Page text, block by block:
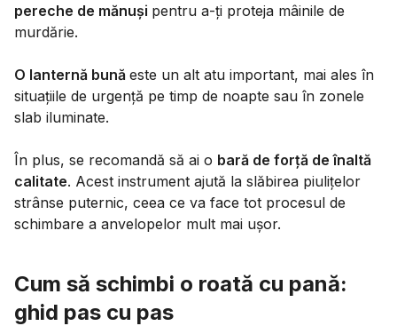
pereche de mănuși pentru a-ți proteja mâinile de
murdărie.
O lanternă bună este un alt atu important, mai ales în
situațiile de urgență pe timp de noapte sau în zonele
slab iluminate.
În plus, se recomandă să ai o bară de forță de înaltă
calitate. Acest instrument ajută la slăbirea piulițelor
strânse puternic, ceea ce va face tot procesul de
schimbare a anvelopelor mult mai ușor.
Cum să schimbi o roată cu pană:
ghid pas cu pas